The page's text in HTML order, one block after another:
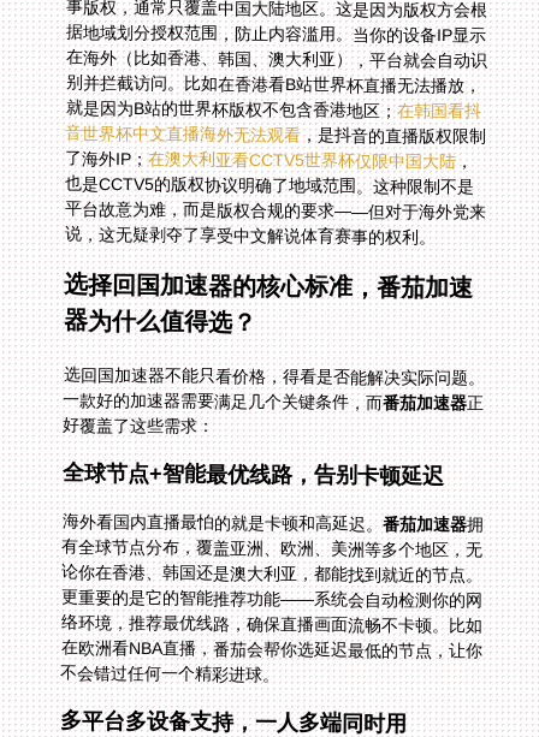
就是因为B站的世界杯版权不包含香港地区；在韩国看抖
音世界杯中文直播海外无法观看，是抖音的直播版权限制
了海外IP；在澳大利亚看CCTV5世界杯仅限中国大陆，
也是CCTV5的版权协议明确了地域范围。这种限制不是
平台故意为难，而是版权合规的要求——但对于海外党来
说，这无疑剥夺了享受中文解说体育赛事的权利。
选择回国加速器的核心标准，番茄加速
器为什么值得选？
选回国加速器不能只看价格，得看是否能解决实际问题。
一款好的加速器需要满足几个关键条件，而番茄加速器正
好覆盖了这些需求：
全球节点+智能最优线路，告别卡顿延迟
海外看国内直播最怕的就是卡顿和高延迟。番茄加速器拥
有全球节点分布，覆盖亚洲、欧洲、美洲等多个地区，无
论你在香港、韩国还是澳大利亚，都能找到就近的节点。
更重要的是它的智能推荐功能——系统会自动检测你的网
络环境，推荐最优线路，确保直播画面流畅不卡顿。比如
在欧洲看NBA直播，番茄会帮你选延迟最低的节点，让你
不会错过任何一个精彩进球。
多平台多设备支持，一人多端同时用